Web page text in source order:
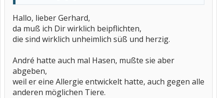
Hallo, lieber Gerhard,
da muß ich Dir wirklich beipflichten,
die sind wirklich unheimlich süß und herzig.
André hatte auch mal Hasen, mußte sie aber
abgeben,
weil er eine Allergie entwickelt hatte, auch gegen alle
anderen möglichen Tiere.